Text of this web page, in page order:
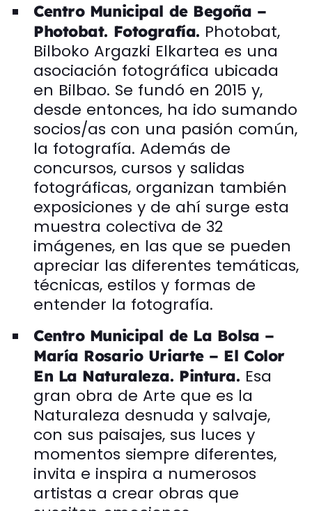
Centro Municipal de Begoña –
Photobat. Fotografía. Photobat,
Bilboko Argazki Elkartea es una
asociación fotográfica ubicada
en Bilbao. Se fundó en 2015 y,
desde entonces, ha ido sumando
socios/as con una pasión común,
la fotografía. Además de
concursos, cursos y salidas
fotográficas, organizan también
exposiciones y de ahí surge esta
muestra colectiva de 32
imágenes, en las que se pueden
apreciar las diferentes temáticas,
técnicas, estilos y formas de
entender la fotografía.
Centro Municipal de La Bolsa –
María Rosario Uriarte – El Color
En La Naturaleza. Pintura. Esa
gran obra de Arte que es la
Naturaleza desnuda y salvaje,
con sus paisajes, sus luces y
momentos siempre diferentes,
invita e inspira a numerosos
artistas a crear obras que